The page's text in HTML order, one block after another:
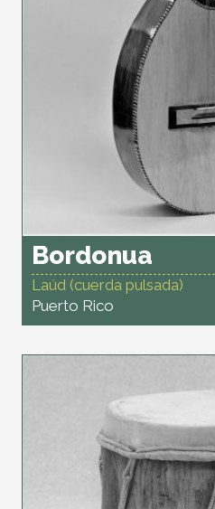
Bordonua
Laúd (cuerda pulsada)
Puerto Rico